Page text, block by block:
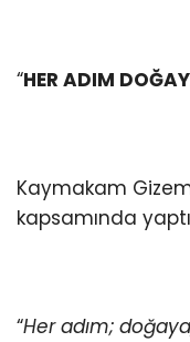
“HER ADIM
Kaymakam
kapsamında
“Her adım;